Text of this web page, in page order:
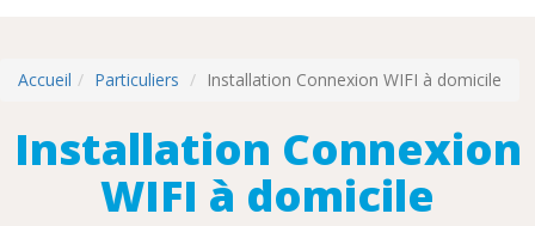
Accueil Particuliers Installation Connexion WIFI à domicile
Installation Connexion
WIFI à domicile